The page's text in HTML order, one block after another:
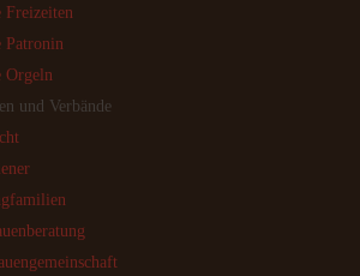
Freizeiten
Patronin
Orgeln
und Verbände